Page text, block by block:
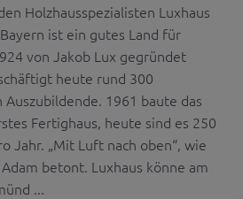
Holzhausspezialisten Luxhaus
ist ein gutes Land für
von Jakob Lux gegründet
heute rund 300
1961 baute das
Fertighaus, heute sind es 250
Jahr. „Mit Luft nach oben“, wie
betont. Luxhaus könne am
...